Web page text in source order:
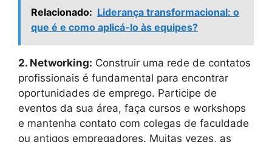
Relacionado: Liderança transformacional: o
que é e como aplicá-lo às equipes?
2. Networking: Construir uma rede de contatos
profissionais é fundamental para encontrar
oportunidades de emprego. Participe de
eventos da sua área, faça cursos e workshops
e mantenha contato com colegas de faculdade
ou antigos empregadores. Muitas vezes, as